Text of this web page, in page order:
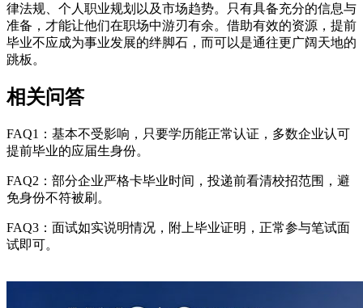
律法规、个人职业规划以及市场趋势。只有具备充分的信息与
准备，才能让他们在职场中游刃有余。借助有效的资源，提前
毕业不应成为事业发展的绊脚石，而可以是通往更广阔天地的
跳板。
相关问答
FAQ1：基本不受影响，只要学历能正常认证，多数企业认可
提前毕业的应届生身份。
FAQ2：部分企业严格卡毕业时间，投递前看清校招范围，避
免身份不符被刷。
FAQ3：面试如实说明情况，附上毕业证明，正常参与笔试面
试即可。